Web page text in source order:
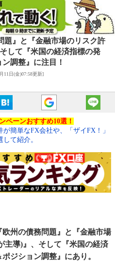
題』と『金融市場のリスク許
して『米国の経済指標の発
調整』に注目！
11日(金)07:58更新]
ペーンおすすめ10選！
簡単なFX会社や、「ザイFX！」
て紹介。
州の債務問題』と『金融市場
主導)』、そして『米国の経済
ジション調整』にあり。